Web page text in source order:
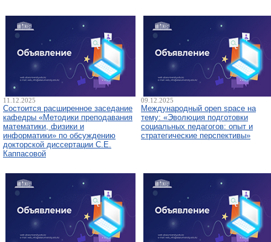
11.12.2025
Состоится расширенное заседание
кафедры «Методики преподавания
математики, физики и
информатики» по обсуждению
докторской диссертации С.Е.
Каппасовой
09.12.2025
Международный open space на
тему: «Эволюция подготовки
социальных педагогов: опыт и
стратегические перспективы»